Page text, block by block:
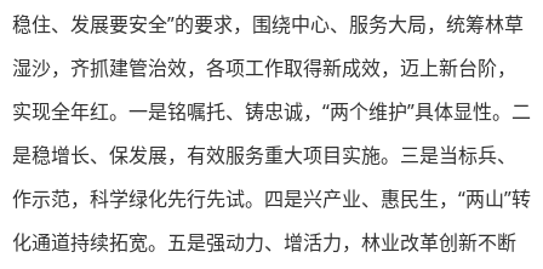
稳住、发展要安全”的要求，围绕中心、服务大局，统筹林草
湿沙，齐抓建管治效，各项工作取得新成效，迈上新台阶，
实现全年红。一是铭嘱托、铸忠诚，“两个维护”具体显性。二
是稳增长、保发展，有效服务重大项目实施。三是当标兵、
作示范，科学绿化先行先试。四是兴产业、惠民生，“两山”转
化通道持续拓宽。五是强动力、增活力，林业改革创新不断